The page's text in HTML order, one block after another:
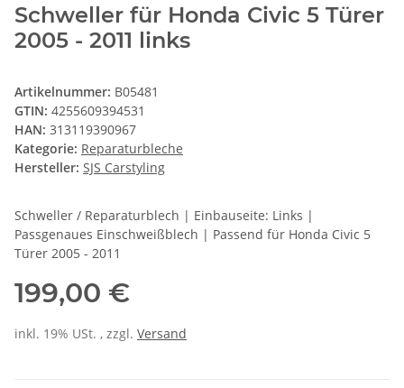
Schweller für Honda Civic 5 Türer
2005 - 2011 links
Artikelnummer: B05481
GTIN: 4255609394531
HAN: 313119390967
Kategorie: Reparaturbleche
Hersteller: SJS Carstyling
Schweller / Reparaturblech | Einbauseite: Links |
Passgenaues Einschweißblech | Passend für Honda Civic 5
Türer 2005 - 2011
199,00 €
inkl. 19% USt. , zzgl. Versand